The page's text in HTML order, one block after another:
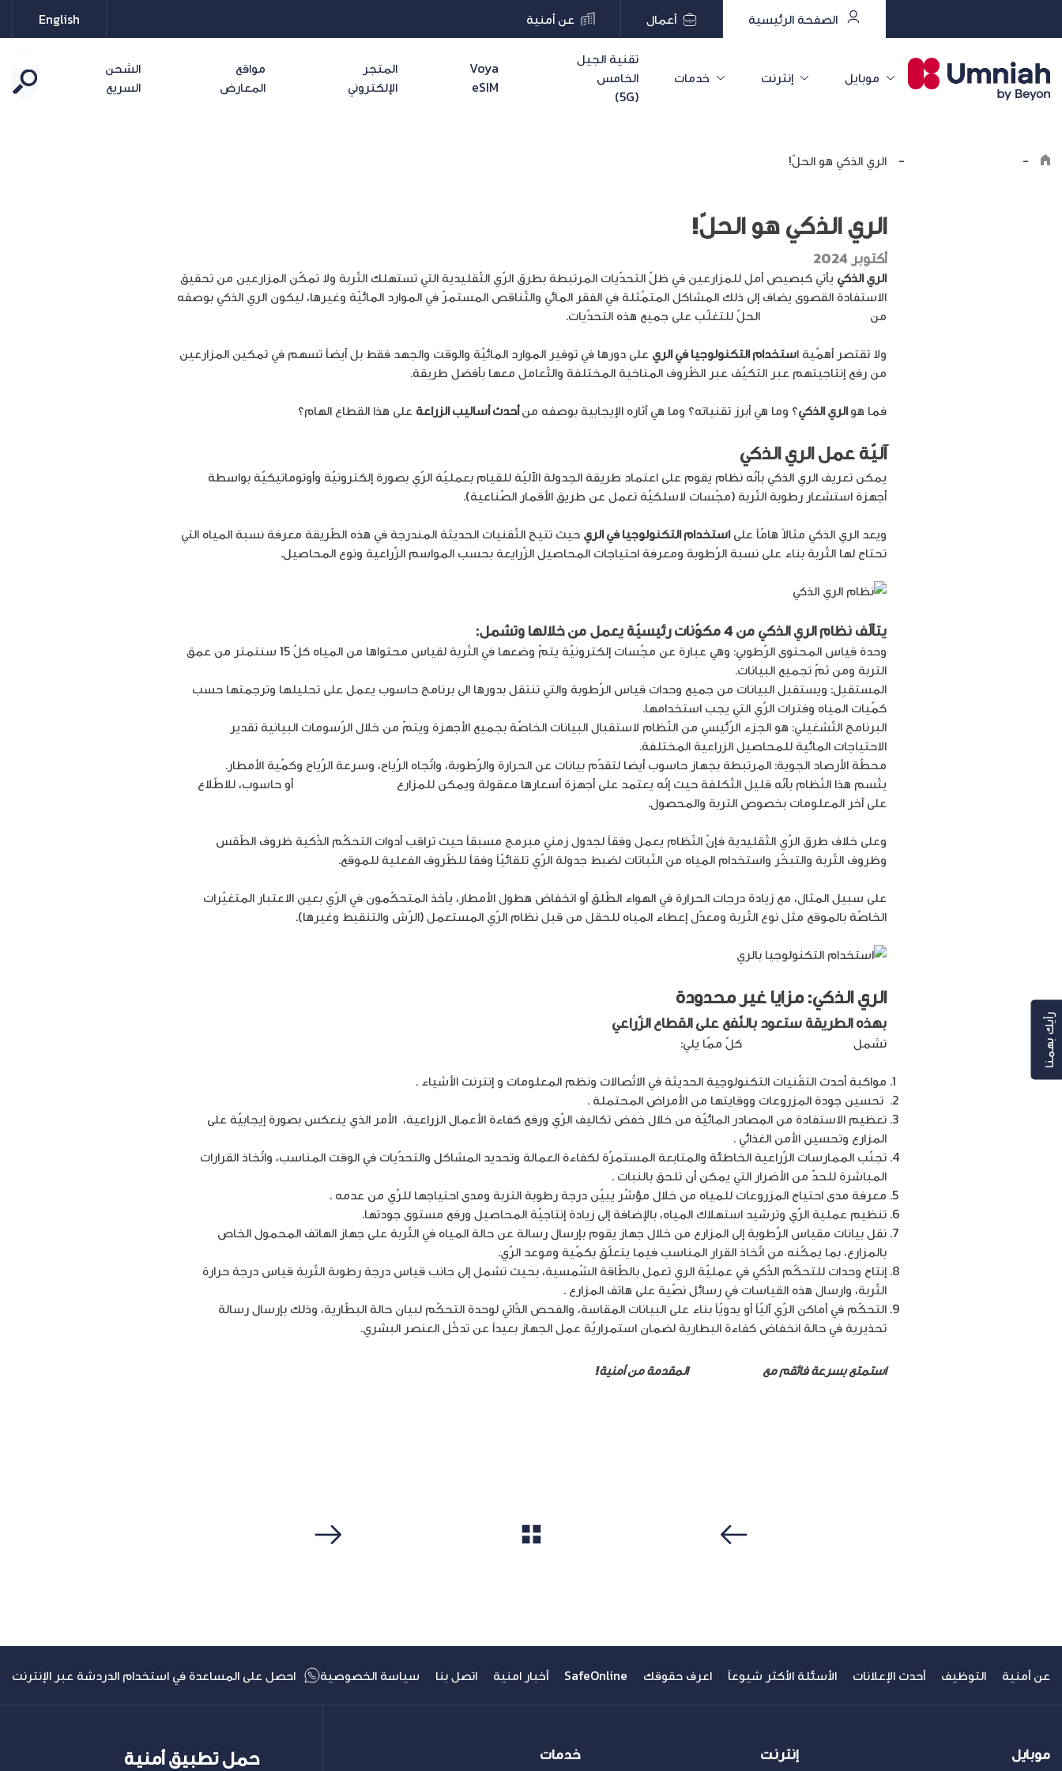
الصفحة الرئيسية أعمال عن أمنية English
موبايل إنترنت خدمات
تقنية الجيل
الخامس
(5G)
Voya
eSIM
المتجر
الإلكتروني
مواقع
المعارض
الشحن
السريع
-
- الري الذكي هو الحلّ!
الري الذكي هو الحلّ!
أكتوبر 2024
الري الذكي يأتي كبصيص أمل للمزارعين في ظلّ التحدّيات المرتبطة بطرق الرّي التّقليدية التي تستهلك التّربة ولا تمكّن المزارعين من تحقيق
الاستفادة القصوى يضاف إلى ذلك المشاكل المتمّثلة في الفقر المائي والتّناقص المستمرّ في الموارد المائيّة وغيرها، ليكون الري الذكي بوصفه
من
الحلّ للتغلّب على جميع هذه التحدّيات.
ولا تقتصر أهمّية استخدام التكنولوجيا في الري على دورها في توفير الموارد المائيّة والوقت والجهد فقط بل أيضاً تسهم في تمكين المزارعين
من رفع إنتاجيتهم عبر التكيّف عبر الظّروف المناخية المختلفة والتّعامل معها بأفضل طريقة.
فما هوالري الذكي؟ وما هي أبرز تقنياته؟ وما هي آثاره الإيجابية بوصفه منأحدث أساليب الزراعة على هذا القطاع الهام؟
آليّة عمل الري الذكي
يمكن تعريف الري الذكي بأنّه نظام يقوم على اعتماد طريقة الجدولة الآليّة للقيام بعمليّة الرّي بصورة إلكترونيّة وأوتوماتيكيّة بواسطة
أجهزة استشعار رطوبة التّربة (مجّسات لاسلكيّة تعمل عن طريق الأقمار الصّناعية).
ويعد الري الذكي مثالاً هامّاً علىاستخدام التكنولوجيا في الري حيث تتيح التّقنيات الحديثة المندرجة في هذه الطّريقة معرفة نسبة المياه التي
تحتاج لها التّربة بناء على نسبة الرّطوبة ومعرفة احتياجات المحاصيل الزّرايعة بحسب المواسم الزّراعية ونوع المحاصيل.
يتألّف نظام الري الذكي من 4 مكوّنات رئيسيّة يعمل من خلالها وتشمل:
وحدة قياس المحتوى الرّطوبي: وهي عبارة عن مجّسات إلكترونيّة يتمّ وضعها في التّربة لقياس محتواها من المياه كلّ 15 سنتمتر من عمق
التربة ومن ثمّ تجميع البيانات.
المستقبِل: ويستقبل البيانات من جميع وحدات قياس الرّطوبة والتي تنتقل بدورها الى برنامج حاسوب يعمل على تحليلها وترجمتها حسب
كمّيات المياه وفترات الرّي التي يجب استخدامها.
البرنامج التّشغيلي: هو الجزء الرّئيسي من النّظام لاستقبال البيانات الخاصّة بجميع الأجهزة ويتمّ من خلال الرّسومات البيانية تقدير
الاحتياجات المائية للمحاصيل الزراعية المختلفة.
محطّة الأرصاد الجوية: المرتبطة بجهاز حاسوب أيضا لتقدّم بيانات عن الحرارة والرّطوبة، واتّجاه الرّياح، وسرعة الرّياح وكمّية الأمطار.
يتّسم هذا النّظام بأنّه قليل التّكلفة حيث إنّه يعتمد على أجهزة أسعارها معقولة ويمكن للمزارع
أو حاسوب، للاطّلاع
على آخر المعلومات بخصوص التربة والمحصول.
وعلى خلاف طرق الرّي التّقليدية فإنّ النّظام يعمل وفقاً لجدول زمني مبرمج مسبقاً حيث تراقب أدوات التحكّم الذّكية ظروف الطّقس
وظروف التّربة والتبخّر واستخدام المياه من النّباتات لضبط جدولة الرّي تلقائيّاً وفقاً للظّروف الفعلية للموقع.
على سبيل المثال، مع زيادة درجات الحرارة في الهواء الطّلق أو انخفاض هطول الأمطار، يأخذ المتحكّمون في الرّي بعين الاعتبار المتغيّرات
الخاصّة بالموقع مثل نوع التّربة ومعدّل إعطاء المياه للحقل من قبل نظام الرّي المستعمل (الرّش والتنقيط وغيرها).
الري الذكي: مزايا غير محدودة
بهذه الطريقة ستعود بالنّفع على القطاع الزّراعي
تشمل
كلّ ممّا يلي:
مواكبة أحدث التقّنيات التكنولوجية الحديثة في الاتّصالات ونظم المعلومات و إنترنت الأشياء .
تحسين جودة المزروعات ووقايتها من الأمراض المحتملة .
تعظيم الاستفادة من المصادر المائيّة من خلال خفض تكاليف الرّي ورفع كفاءة الأعمال الزراعية، الأمر الذي ينعكس بصورة إيجابيّة على
المزارع وتحسين الأمن الغذائي .
تجنّب الممارسات الزّراعية الخاطئة والمتابعة المستمرّة لكفاءة العمالة وتحديد المشاكل والتحدّيات في الوقت المناسب، واتّخاذ القرارات
المباشرة للحدّ من الأضرار التي يمكن أن تلحق بالنبات .
معرفة مدى احتياج المزروعات للمياه من خلال مؤشّر يبيّن درجة رطوبة التربة ومدى احتياجها للرّي من عدمه .
تنظيم عملية الرّي وترشيد استهلاك المياه، بالإضافة إلى زيادة إنتاجيّة المحاصيل ورفع مستوى جودتها.
نقل بيانات مقياس الرّطوبة إلى المزارع من خلال جهاز يقوم بإرسال رسالة عن حالة المياه في التّربة على جهاز الهاتف المحمول الخاص
بالمزارع، بما يمكّنه من اتّخاذ القرار المناسب فيما يتعلّق بكمّية وموعد الرّي.
إنتاج وحدات للتحكّم الذّكي في عمليّة الري تعمل بالطّاقة الشّمسية، بحيث تشمل إلى جانب قياس درجة رطوبة التّربة قياس درجة حرارة
التّربة، وارسال هذه القياسات في رسائل نصّية على هاتف المزارع .
التحكّم في أماكن الرّي آليّاً أو يدويّاً بناء على البيانات المقاسة، والفحص الذّاتي لوحدة التحكّم لبيان حالة البطّارية، وذلك بإرسال رسالة
تحذيرية في حالة انخفاض كفاءة البطارية لضمان استمراريّة عمل الجهاز بعيداً عن تدخّل العنصر البشري.
استمتع بسرعة فائقم مع المقدمة من أمنية!
عن أمنية التوظيف أحدث الإعلانات الأسئلة الأكثر شيوعاً اعرف حقوقك SafeOnline أخبار امنية اتصل بنا سياسة الخصوصية احصل على المساعدة في استخدام الدردشة عبر الإنترنت
موبايل إنترنت خدمات حمل تطبيق أمنية
رأيك بهمنا